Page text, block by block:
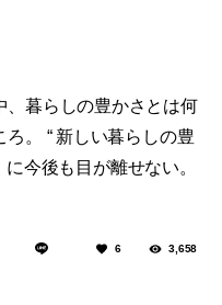
、暮らしの豊かさとは何
。 “ 新しい暮らしの豊
今後も目が離せない。
6 3,658